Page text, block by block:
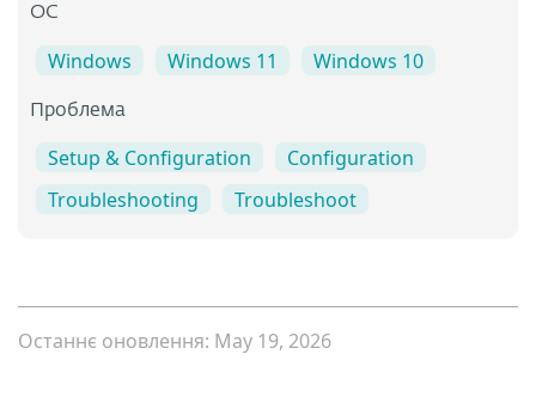
ОС
Windows Windows 11 Windows 10
Проблема
Setup & Configuration
Configuration
Troubleshooting
Troubleshoot
Останнє оновлення: May 19, 2026